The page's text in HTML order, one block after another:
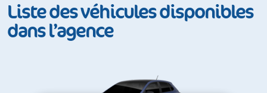
Liste des véhicules disponibles
dans l’agence